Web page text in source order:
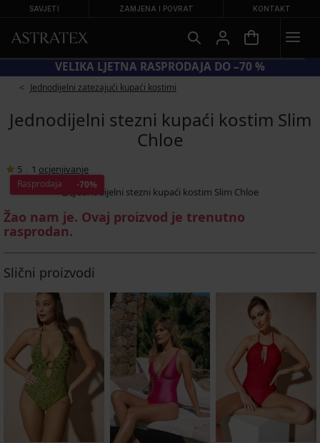
SAVJETI ZAMJENA I POVRAT KONTAKT
% NA SNIŽENE KUPAĆE KOSTIME
Jednodijelni zatezajući kupaći kostimi
Jednodijelni stezni kupaći kostim Slim
Chloe
5 1 ocjenjivanje
Rasprodaja -70%
Žao nam je. Ovaj proizvod je trenutno
rasprodan.
Slični proizvodi